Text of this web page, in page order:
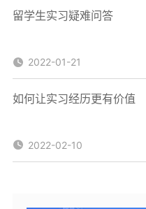
留学生实习疑难问答
2022-01-21
如何让实习经历更有价值
2022-02-10